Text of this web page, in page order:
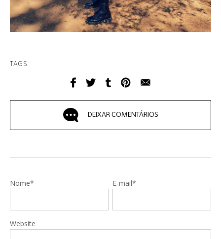
TAGS:
DEIXAR COMENTÁRIOS
Nome* E-mail*
Website